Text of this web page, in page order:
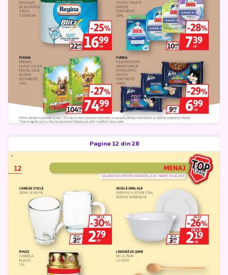
Pagina 12 din 28